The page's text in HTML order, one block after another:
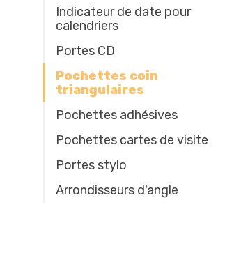
Indicateur de date pour
calendriers
Portes CD
Pochettes coin
triangulaires
Pochettes adhésives
Pochettes cartes de visite
Portes stylo
Arrondisseurs d'angle